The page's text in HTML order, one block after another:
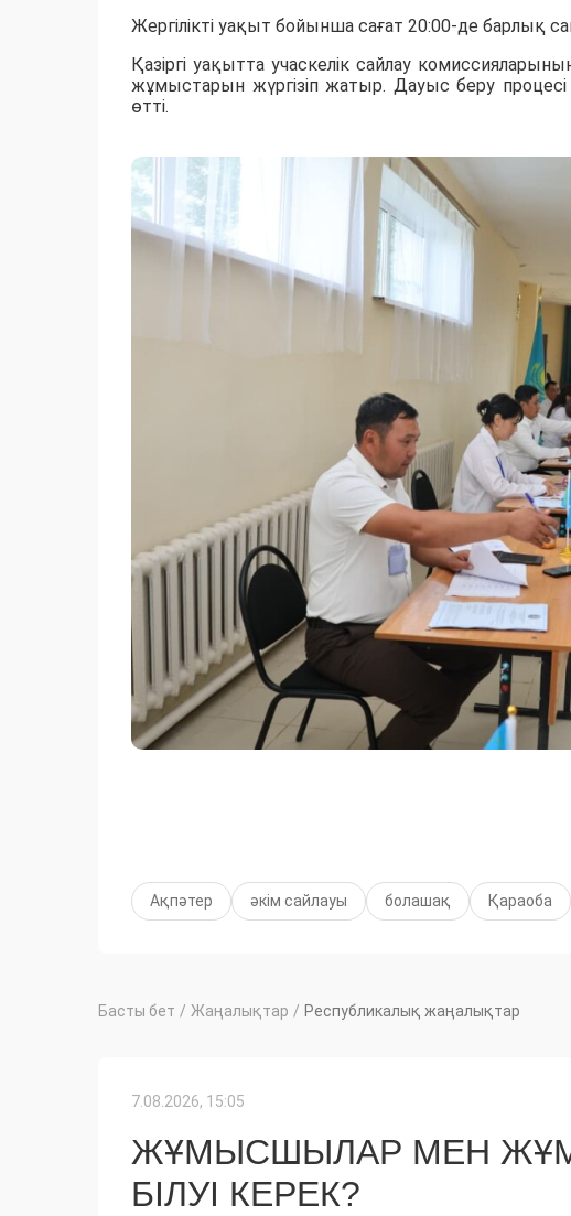
Жергілікті уақыт бойынша сағат 20:00-де барлық
​Қазіргі уақытта учаскелік сайлау
жұмыстарын жүргізіп жатыр. Дауыс беру
өтті.
Ақпәтер әкім сайлауы болашақ Қараоба
Басты бет / Жаңалықтар / Республикалық жаңалықтар
7.08.2026, 15:05
ЖҰМЫСШЫЛАР МЕН
БІЛУІ КЕРЕК?